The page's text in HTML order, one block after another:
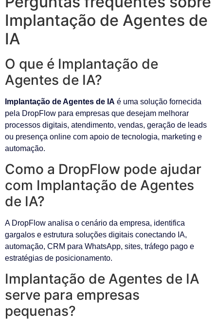
Implantação de Agentes de
IA
O que é Implantação de
Agentes de IA?
Implantação de Agentes de IA é uma solução fornecida
pela DropFlow para empresas que desejam melhorar
processos digitais, atendimento, vendas, geração de leads
ou presença online com apoio de tecnologia, marketing e
automação.
Como a DropFlow pode ajudar
com Implantação de Agentes
de IA?
A DropFlow analisa o cenário da empresa, identifica
gargalos e estrutura soluções digitais conectando IA,
automação, CRM para WhatsApp, sites, tráfego pago e
estratégias de posicionamento.
Implantação de Agentes de IA
serve para empresas
pequenas?